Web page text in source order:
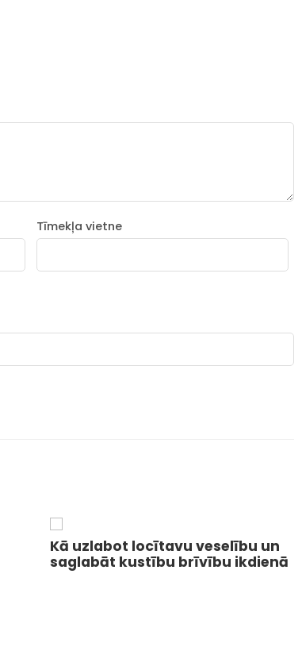
Tīmekļa vietne
Kā uzlabot locītavu veselību un
saglabāt kustību brīvību ikdienā